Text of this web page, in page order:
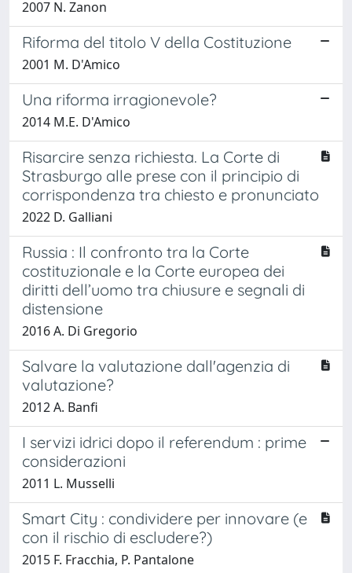
2007 N. Zanon
Riforma del titolo V della Costituzione
2001 M. D'Amico
Una riforma irragionevole?
2014 M.E. D'Amico
Risarcire senza richiesta. La Corte di
Strasburgo alle prese con il principio di
corrispondenza tra chiesto e pronunciato
2022 D. Galliani
Russia : Il confronto tra la Corte
costituzionale e la Corte europea dei
diritti dell’uomo tra chiusure e segnali di
distensione
2016 A. Di Gregorio
Salvare la valutazione dall'agenzia di
valutazione?
2012 A. Banfi
I servizi idrici dopo il referendum : prime
considerazioni
2011 L. Musselli
Smart City : condividere per innovare (e
con il rischio di escludere?)
2015 F. Fracchia, P. Pantalone